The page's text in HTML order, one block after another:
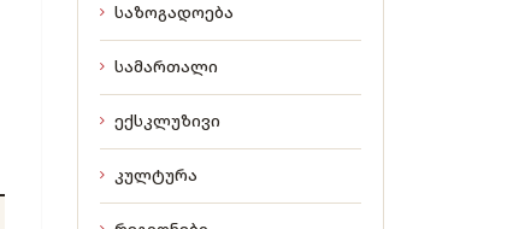
საზოგადოება
სამართალი
ექსკლუზივი
კულტურა